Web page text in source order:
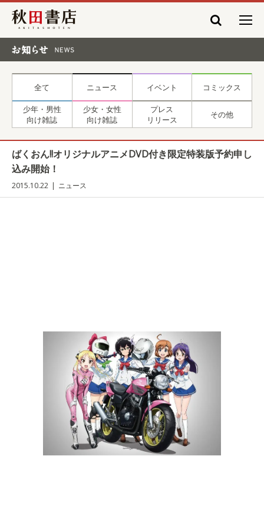
秋田書店
全て ニュース イベント コミックス
少年・男性
向け雑誌
少女・女性
向け雑誌
プレス
リリース
その他
ばくおん!!オリジナルアニメDVD付き限定特装版予約申し
込み開始！
2015.10.22 ニュース